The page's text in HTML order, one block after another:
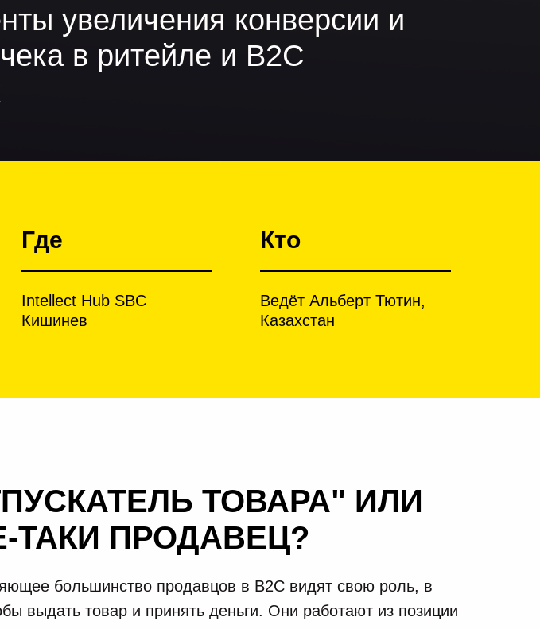
увеличения конверсии и
в ритейле и B2C
Где
Intellect Hub SBC
Кишинев
Кто
Ведёт Альберт Тютин,
Казахстан
ТОВАРА" ИЛИ
ТАКИ ПРОДАВЕЦ?
большинство продавцов в B2C видят свою роль, в
выдать товар и принять деньги. Они работают из позиции